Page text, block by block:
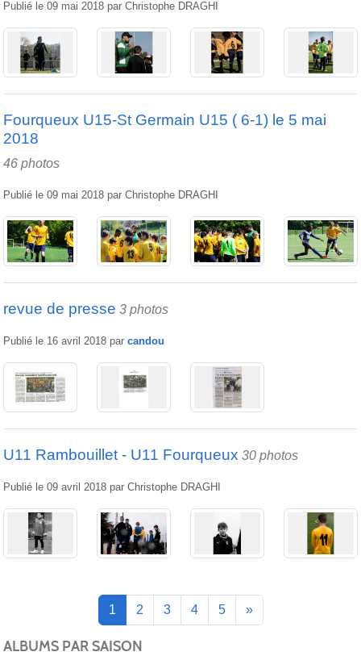
Publié le 09 mai 2018 par Christophe DRAGHI
Fourqueux U15-St Germain U15 ( 6-1) le 5 mai
2018
46 photos
Publié le 09 mai 2018 par Christophe DRAGHI
revue de presse 3 photos
Publié le 16 avril 2018 par candou
U11 Rambouillet - U11 Fourqueux 30 photos
Publié le 09 avril 2018 par Christophe DRAGHI
1 2 3 4 5 »
ALBUMS PAR SAISON